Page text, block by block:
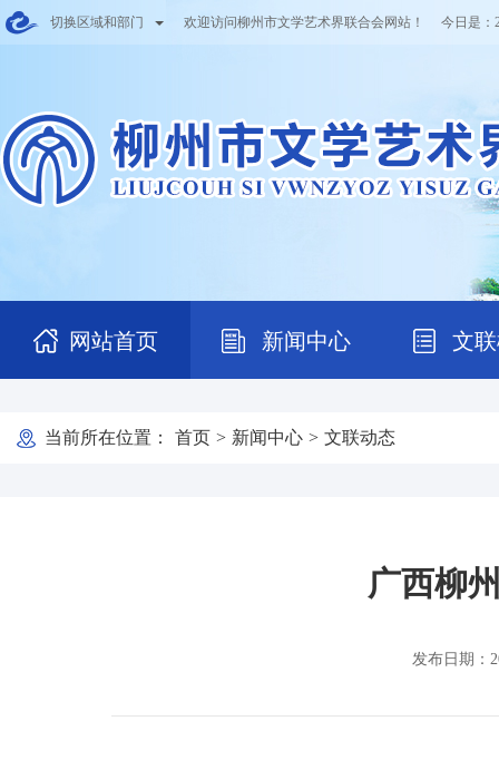
切换区域和部门 欢迎访问柳州市文学艺术界联合会网站！ 今日是：
网站首页 新闻中心 文
当前所在位置： 首页 > 新闻中心 > 文联动态
广西柳
发布日期：